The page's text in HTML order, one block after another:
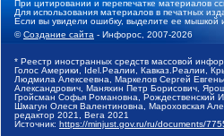
При цитировании и перепечатке материалов
Для использования материалов в печатных
Если вы увидели ошибку, выделите ее мышкой
©Создание сайта - Инфорос, 2007-2026
* Реестр иностранных средств массовой
Голос Америки, Idel.Реалии, Кавказ.Реалии,
Людмила Алексеевна, Маркелов Сергей
Александрович, Маняхин Петр Борисович,
Гройсман Софья Романовна, Рождественский
Шмагун Олеся Валентиновна, Мароховская
редактор 2021, Вега 2021
Источник: https://minjust.gov.ru/ru/documents/